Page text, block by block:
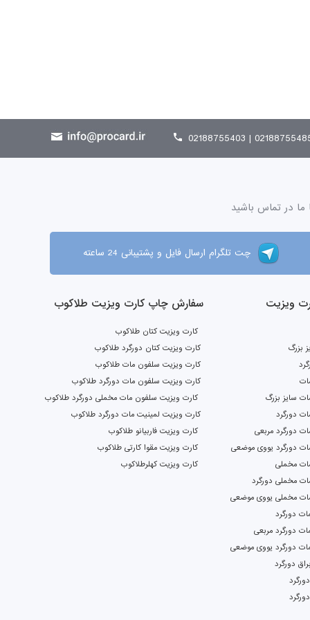
02188755485 |
ما در تماس باشید
چت تلگرام ارسال فایل و پشتیبانی 24 ساعته
ویزیت
بزرگ
سایز بزرگ
دورگرد
دورگرد مربعی
دورگرد یووی موضعی
مخملی
مخملی دورگرد
مخملی یووی موضعی
دورگرد
دورگرد مربعی
دورگرد یووی موضعی
دورگرد
سفارش چاپ کارت ویزیت طلاکوب
کارت ویزیت کتان طلاکوب
کارت ویزیت کتان دورگرد طلاکوب
کارت ویزیت سلفون مات طلاکوب
کارت ویزیت سلفون مات دورگرد طلاکوب
کارت ویزیت سلفون مات مخملی دورگرد طلاکوب
کارت ویزیت لمینیت مات دورگرد طلاکوب
کارت ویزیت فاربیانو طلاکوب
کارت ویزیت مقوا کارتی طلاکوب
کارت ویزیت کهلرطلاکوب